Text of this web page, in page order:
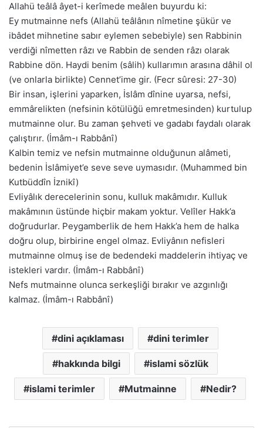
Allahü teâlâ âyet-i kerîmede meâlen buyurdu ki:
Ey mutmainne nefs (Allahü teâlânın nîmetine şükür ve
ibâdet mihnetine sabır eylemen sebebiyle) sen Rabbinin
verdiği nîmetten râzı ve Rabbin de senden râzı olarak
Rabbine dön. Haydi benim (sâlih) kullarımın arasına dâhil ol
(ve onlarla birlikte) Cennet’ime gir. (Fecr sûresi: 27-30)
Bir insan, işlerini yaparken, İslâm dînine uyarsa, nefsi,
emmârelikten (nefsinin kötülüğü emretmesinden) kurtulup
mutmainne olur. Bu zaman şehveti ve gadabı faydalı olarak
çalıştırır. (İmâm-ı Rabbânî)
Kalbin temiz ve nefsin mutmainne olduğunun alâmeti,
bedenin İslâmiyet’e seve seve uymasıdır. (Muhammed bin
Kutbüddîn İznikî)
Evliyâlık derecelerinin sonu, kulluk makâmıdır. Kulluk
makâmının üstünde hiçbir makam yoktur. Velîler Hakk’a
doğrudurlar. Peygamberlik de hem Hakk’a hem de halka
doğru olup, birbirine engel olmaz. Evliyânın nefisleri
mutmainne olmuş ise de bedendeki maddelerin ihtiyaç ve
istekleri vardır. (İmâm-ı Rabbânî)
Nefs mutmainne olunca serkeşliği bırakır ve azgınlığı
kalmaz. (İmâm-ı Rabbânî)
dini açıklaması dini terimler
hakkında bilgi islami sözlük
islami terimler Mutmainne Nedir?